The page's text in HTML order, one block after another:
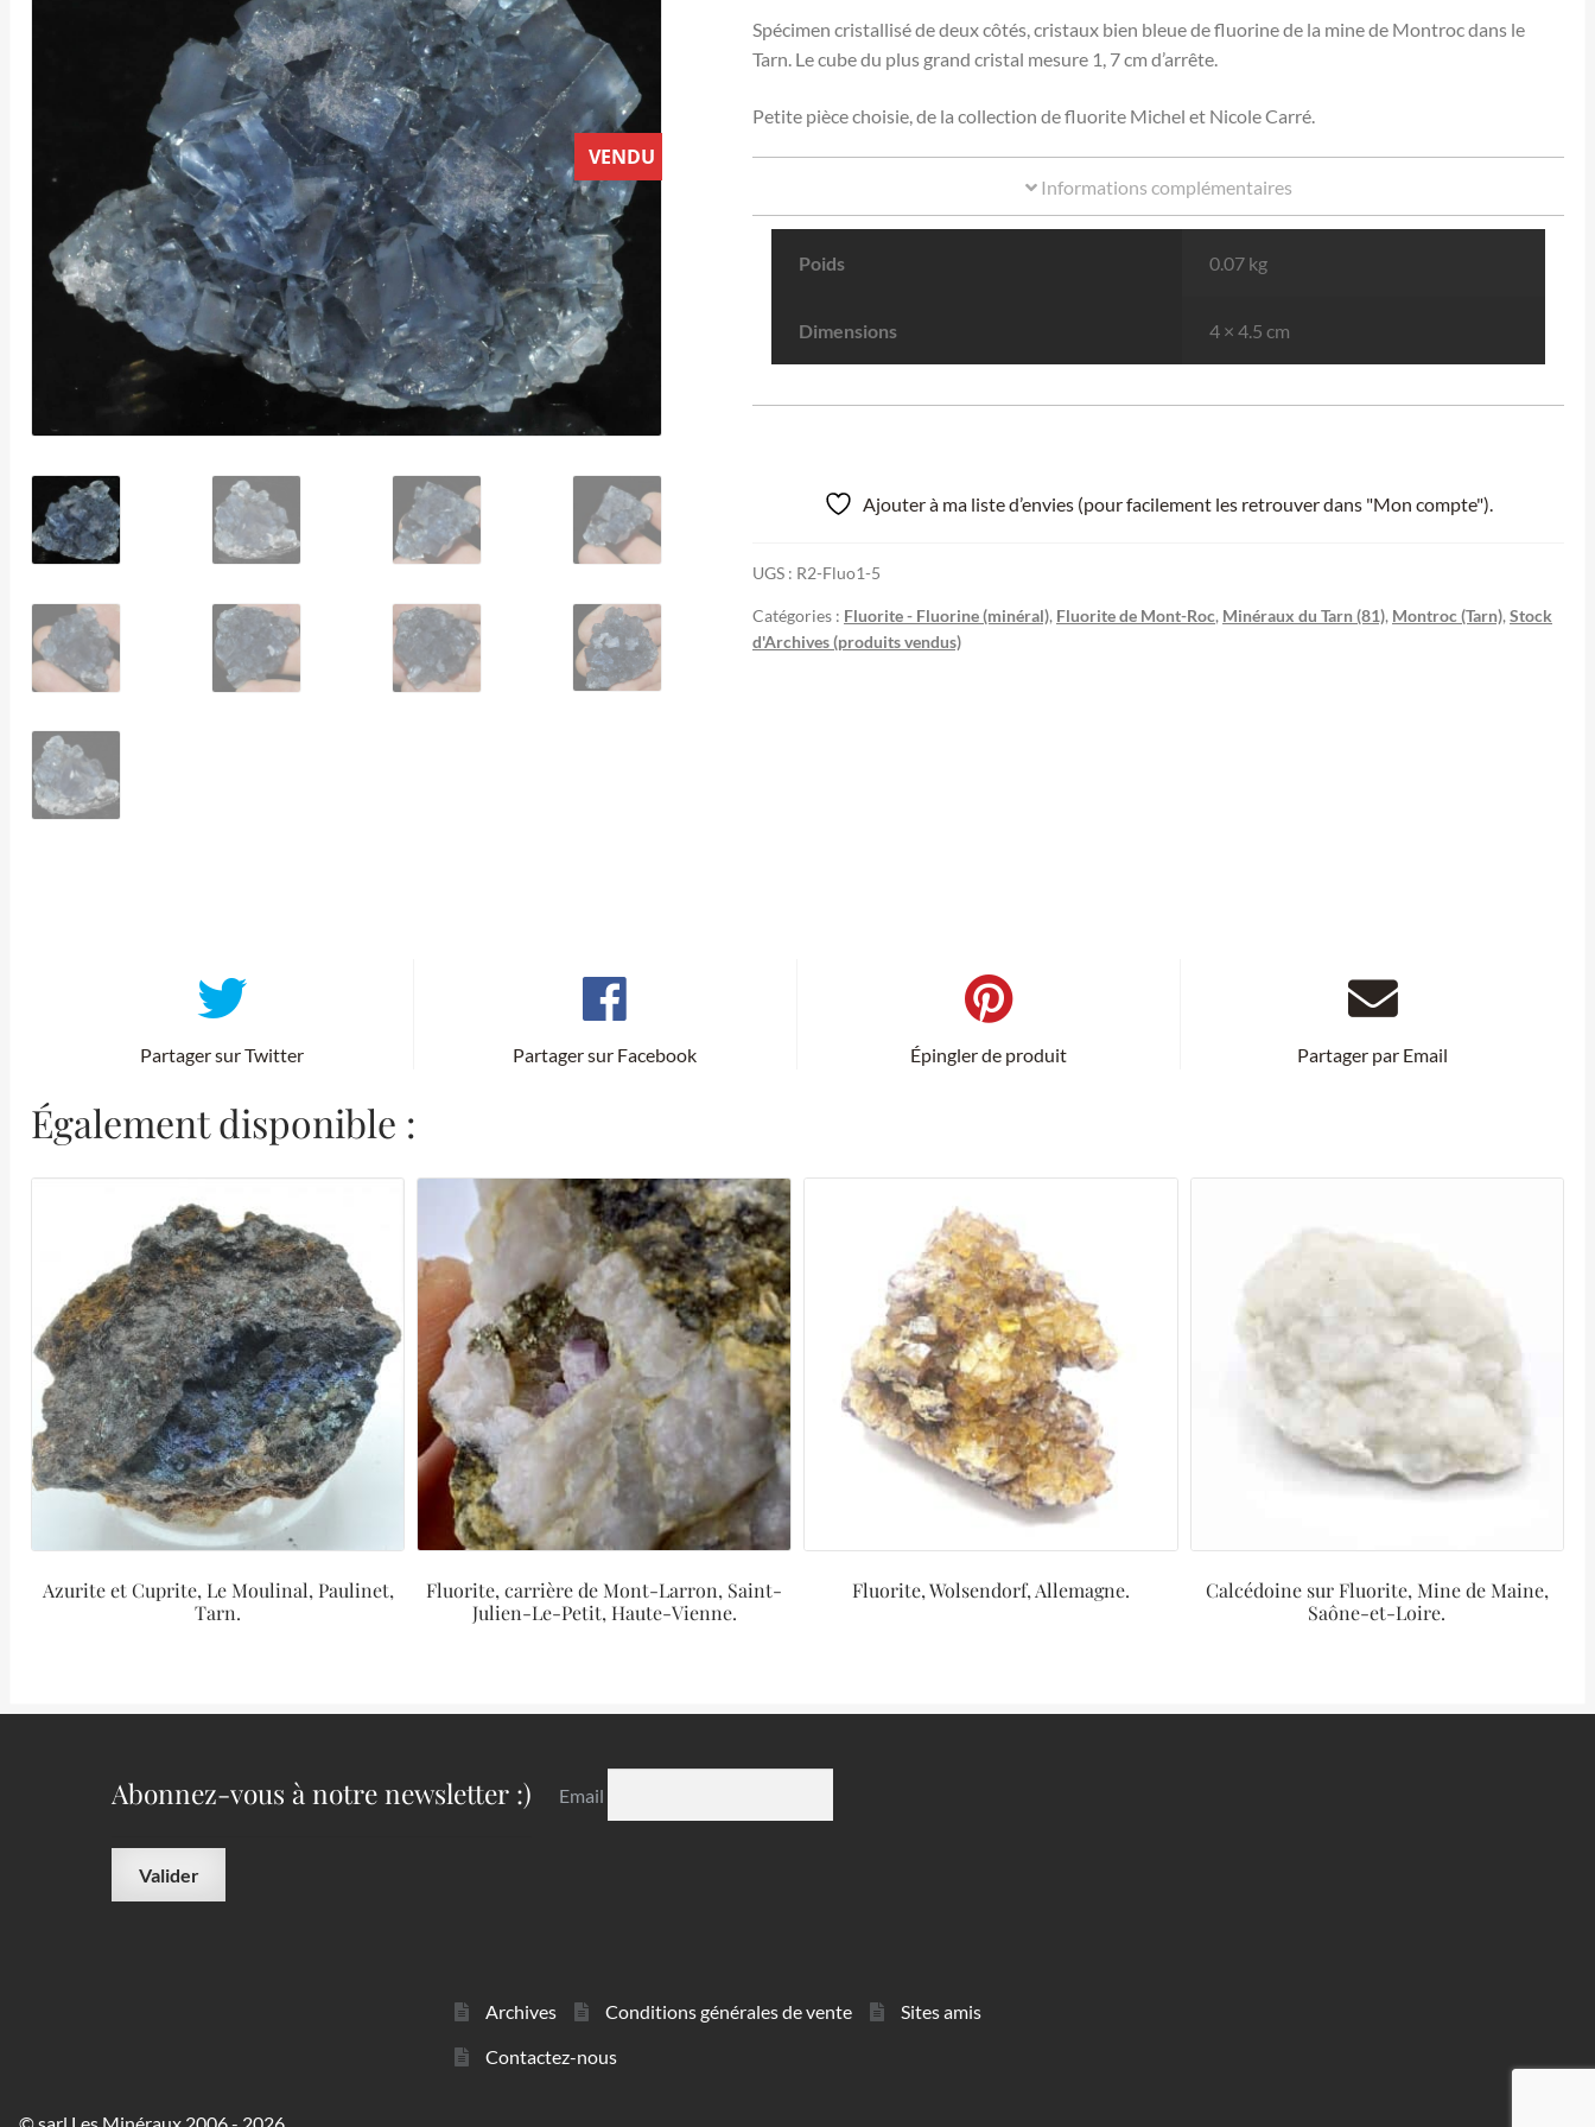
VENDU
Spécimen cristallisé de deux côtés, cristaux bien bleue de fluorine de la mine de Montroc dans le
Tarn. Le cube du plus grand cristal mesure 1, 7 cm d’arrête.
Petite pièce choisie, de la collection de fluorite Michel et Nicole Carré.
Informations complémentaires
Poids 0.07 kg
Dimensions 4 × 4.5 cm
Ajouter à ma liste d’envies (pour facilement les retrouver dans "Mon compte").
UGS : R2-Fluo1-5
Catégories : Fluorite - Fluorine (minéral), Fluorite de Mont-Roc, Minéraux du Tarn (81), Montroc (Tarn), Stock
d'Archives (produits vendus)
Partager sur Twitter Partager sur Facebook Épingler de produit Partager par Email
Également disponible :
Azurite et Cuprite, Le Moulinal, Paulinet,
Tarn.
Fluorite, carrière de Mont-Larron, Saint-
Julien-Le-Petit, Haute-Vienne.
Fluorite, Wolsendorf, Allemagne.
Calcédoine sur Fluorite, Mine de Maine,
Saône-et-Loire.
Abonnez-vous à notre newsletter :) Email
Archives Conditions générales de vente
Sites amis
Contactez-nous
© sarl Les Minéraux 2006 - 2026